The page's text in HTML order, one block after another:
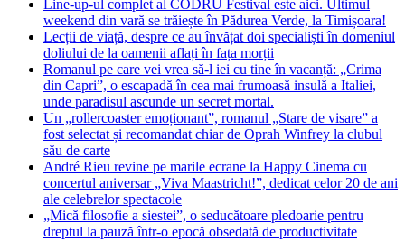
Line-up-ul complet al CODRU Festival este aici. Ultimul
weekend din vară se trăiește în Pădurea Verde, la Timișoara!
Lecții de viață, despre ce au învățat doi specialiști în domeniul
doliului de la oamenii aflați în fața morții
Romanul pe care vei vrea să-l iei cu tine în vacanță: „Crima
din Capri”, o escapadă în cea mai frumoasă insulă a Italiei,
unde paradisul ascunde un secret mortal.
Un „rollercoaster emoționant”, romanul „Stare de visare” a
fost selectat și recomandat chiar de Oprah Winfrey la clubul
său de carte
André Rieu revine pe marile ecrane la Happy Cinema cu
concertul aniversar „Viva Maastricht!”, dedicat celor 20 de ani
ale celebrelor spectacole
„Mică filosofie a siestei”, o seducătoare pledoarie pentru
dreptul la pauză într-o epocă obsedată de productivitate